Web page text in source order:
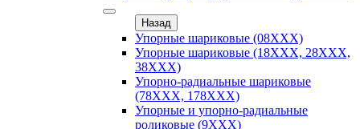
Назад
Упорные шариковые (08XXX)
Упорные шариковые (18XXX, 28XXХ,
38ХХХ)
Упорно-радиальные шариковые
(78XXX, 178ХХХ)
Упорные и упорно-радиальные
роликовые (9ХХХ)